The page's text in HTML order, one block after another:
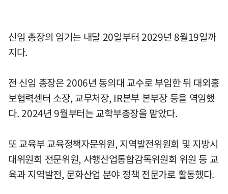
신임 총장의 임기는 내달 20일부터 2029년 8월19일까
지다.
전 신임 총장은 2006년 동의대 교수로 부임한 뒤 대외홍
보협력센터 소장, 교무처장, IR본부 본부장 등을 역임했
다. 2024년 9월부터는 교학부총장을 맡았다.
또 교육부 교육정책자문위원, 지역발전위원회 및 지방시
대위원회 전문위원, 사행산업통합감독위원회 위원 등 교
육과 지역발전, 문화산업 분야 정책 전문가로 활동했다.